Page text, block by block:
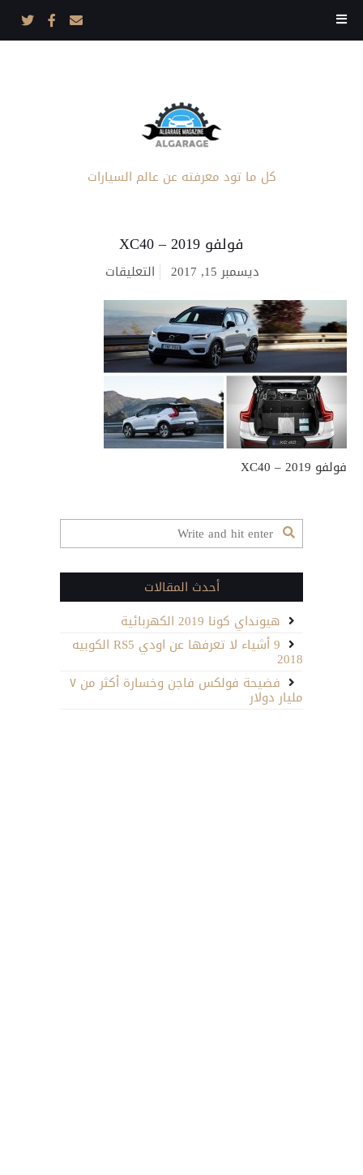
كل ما تود معرفته عن عالم السيارات
فولفو XC40 – 2019
ديسمبر 15, 2017 التعليقات
XC40
–
2019
مغلقة
فولفو XC40 – 2019
أحدث المقالات
هيونداي كونا 2019 الكهربائية
9 أشياء لا تعرفها عن اودي RS5 الكوبيه
2018
فضيحة فولكس فاجن وخسارة أكثر من ٧
مليار دولار